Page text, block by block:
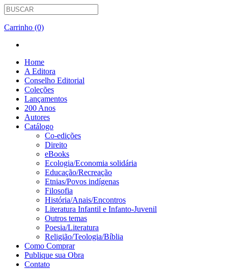
Carrinho (0)
Home
A Editora
Conselho Editorial
Coleções
Lançamentos
200 Anos
Autores
Catálogo
Co-edições
Direito
eBooks
Ecologia/Economia solidária
Educação/Recreação
Etnias/Povos indígenas
Filosofia
História/Anais/Encontros
Literatura Infantil e Infanto-Juvenil
Outros temas
Poesia/Literatura
Religião/Teologia/Bíblia
Como Comprar
Publique sua Obra
Contato